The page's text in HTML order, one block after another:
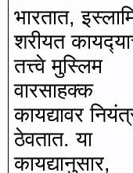
भारतात,
शरीयत
तत्त्वे मुस्लिम
वारसाहक्‍क
कायद्यावर
ठेवतात. या
कायद्यानुसार,